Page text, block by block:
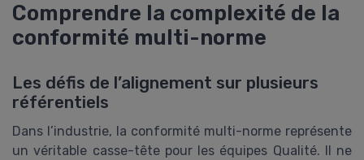
Comprendre la complexité de la
conformité multi-norme
Les défis de l’alignement sur plusieurs
référentiels
Dans l’industrie, la conformité multi-norme représente
un véritable casse-tête pour les équipes Qualité. Il ne